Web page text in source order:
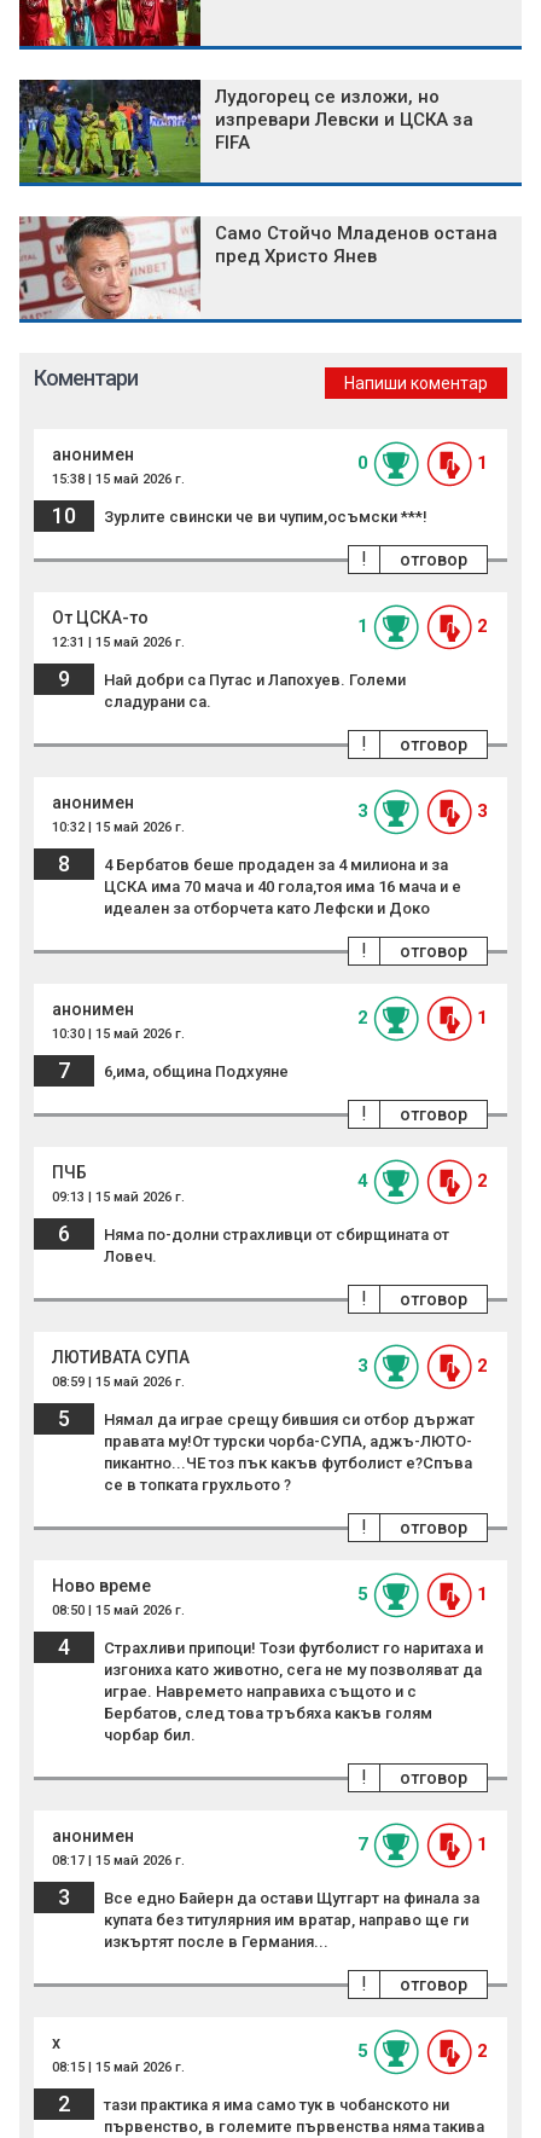
Лудогорец се изложи, но
изпревари Левски и ЦСКА за
FIFA
Само Стойчо Младенов остана
пред Христо Янев
Коментари Напиши коментар
анонимен
15:38 | 15 май 2026 г.
0 1
10 Зурлите свински че ви чупим,осъмски ***!
отговор
!
От ЦСКА-то
12:31 | 15 май 2026 г.
1 2
9
Най добри са Путас и Лапохуев. Големи
сладурани са.
отговор
!
анонимен
10:32 | 15 май 2026 г.
3 3
8
4 Бербатов беше продаден за 4 милиона и за
ЦСКА има 70 мача и 40 гола,тоя има 16 мача и е
идеален за отборчета като Лефски и Доко
отговор
!
анонимен
10:30 | 15 май 2026 г.
2 1
7 6,има, община Подхуяне
отговор
!
ПЧБ
09:13 | 15 май 2026 г.
4 2
6
Няма по-долни страхливци от сбирщината от
Ловеч.
отговор
!
ЛЮТИВАТА СУПА
08:59 | 15 май 2026 г.
3 2
5
Нямал да играе срещу бившия си отбор държат
правата му!От турски чорба-СУПА, аджъ-ЛЮТО-
пикантно...ЧЕ тоз пък какъв футболист е?Спъва
се в топката грухльото ?
отговор
!
Ново време
08:50 | 15 май 2026 г.
5 1
4
Страхливи припоци! Този футболист го наритаха и
изгониха като животно, сега не му позволяват да
играе. Навремето направиха същото и с
Бербатов, след това тръбяха какъв голям
чорбар бил.
отговор
!
анонимен
08:17 | 15 май 2026 г.
7 1
3
Все едно Байерн да остави Щутгарт на финала за
купата без титулярния им вратар, направо ще ги
изкъртят после в Германия...
отговор
!
x
08:15 | 15 май 2026 г.
5 2
2
тази практика я има само тук в чобанското ни
първенство, в големите първенства няма такива